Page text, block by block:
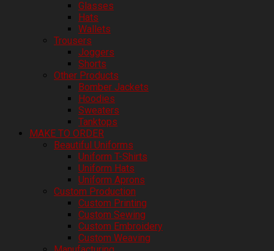
Glasses
Hats
Wallets
Trousers
Joggers
Shorts
Other Products
Bomber Jackets
Hoodies
Sweaters
Tanktops
MAKE TO ORDER
Beautiful Uniforms
Uniform T-Shirts
Uniform Hats
Uniform Aprons
Custom Production
Custom Printing
Custom Sewing
Custom Embroidery
Custom Weaving